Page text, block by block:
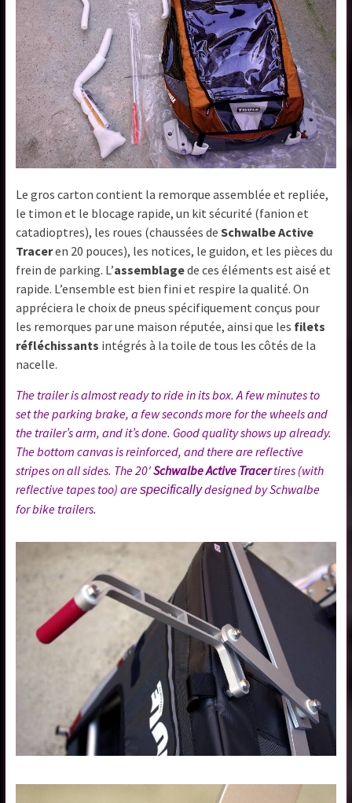
Le gros carton contient la remorque assemblée et repliée,
le timon et le blocage rapide, un kit sécurité (fanion et
catadioptres), les roues (chaussées deSchwalbe Active
Traceren 20 pouces), les notices, le guidon, et les pièces du
frein de parking. L’assemblagede ces éléments est aisé et
rapide. L’ensemble est bien fini et respire la qualité. On
appréciera le choix de pneus spécifiquement conçus pour
les remorques par une maison réputée, ainsi que les filets
réfléchissants intégrés à la toile de tous les côtés de la
nacelle.
The trailer is almost ready to ride in its box. A few minutes to
set the parking brake, a few seconds more for the wheels and
the trailer’s arm, and it’s done. Good quality shows up already.
The bottom canvas is reinforced, and there are reflective
stripes on all sides. The 20′Schwalbe Active Tracertires (with
reflective tapes too) arespecificallydesigned by Schwalbe
for bike trailers.